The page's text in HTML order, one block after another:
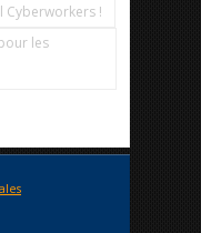
Cyberworkers !
les